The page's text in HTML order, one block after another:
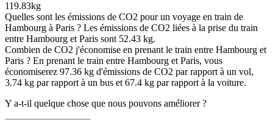
119.83kg
Quelles sont les émissions de CO2 pour un voyage en train de
Hambourg à Paris ? Les émissions de CO2 liées à la prise du train
entre Hambourg et Paris sont 52.43 kg.
Combien de CO2 j'économise en prenant le train entre Hambourg et
Paris ? En prenant le train entre Hambourg et Paris, vous
économiserez 97.36 kg d'émissions de CO2 par rapport à un vol,
3.74 kg par rapport à un bus et 67.4 kg par rapport à la voiture.
Y a-t-il quelque chose que nous pouvons améliorer ?